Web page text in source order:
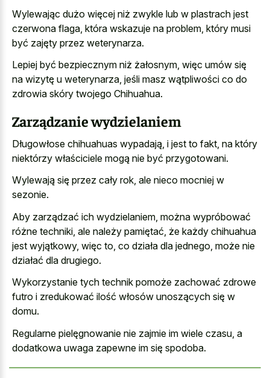
Wylewając dużo więcej niż zwykle lub w plastrach jest
czerwona flaga, która wskazuje na problem, który musi
być zajęty przez weterynarza.
Lepiej być bezpiecznym niż żałosnym, więc umów się
na wizytę u weterynarza, jeśli masz wątpliwości co do
zdrowia skóry twojego Chihuahua.
Zarządzanie wydzielaniem
Długowłose chihuahuas wypadają, i jest to fakt, na który
niektórzy właściciele mogą nie być przygotowani.
Wylewają się przez cały rok, ale nieco mocniej w
sezonie.
Aby zarządzać ich wydzielaniem, można wypróbować
różne techniki, ale należy pamiętać, że każdy chihuahua
jest wyjątkowy, więc to, co działa dla jednego, może nie
działać dla drugiego.
Wykorzystanie tych technik pomoże zachować zdrowe
futro i zredukować ilość włosów unoszących się w
domu.
Regularne pielęgnowanie nie zajmie im wiele czasu, a
dodatkowa uwaga zapewne im się spodoba.